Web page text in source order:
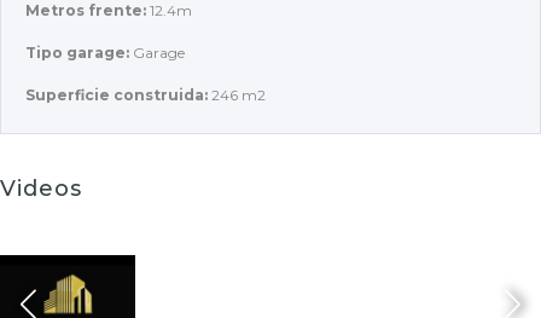
Metros frente: 12.4m
Tipo garage: Garage
Superficie construida: 246 m2
Videos